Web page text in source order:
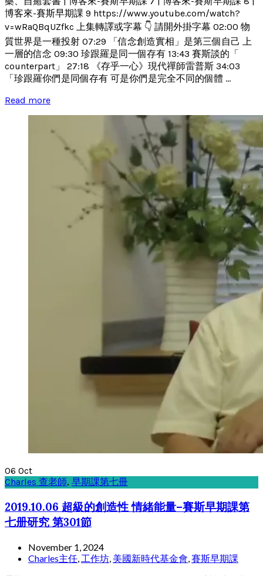
博客來-賽斯早期課 9 https://www.youtube.com/watch?
v=wRaQBqUZfkc 上集轉譯或字幕 👇 請開外掛字幕 02:00 物
質世界是一種投射 07:29 「信念創造實相」是第三個自己 上
一層的信念 09:30 珍跟羅是同一個存有 13:43 賽斯談的「
counterpart」 27:18 《存乎一心》現代禪師雷普斯 34:03
「珍跟羅你們是同個存有 可是你們是完全不同的個體 ...
Read more
06 Oct
Charles 查老師, 早期課第七冊
2019.10.06 超級的創造性 情緒能量–賽斯早期課第
七册研究 第301節
November 1, 2024
Charles主任 工作坊 美國新時代基金會 賽斯早期課